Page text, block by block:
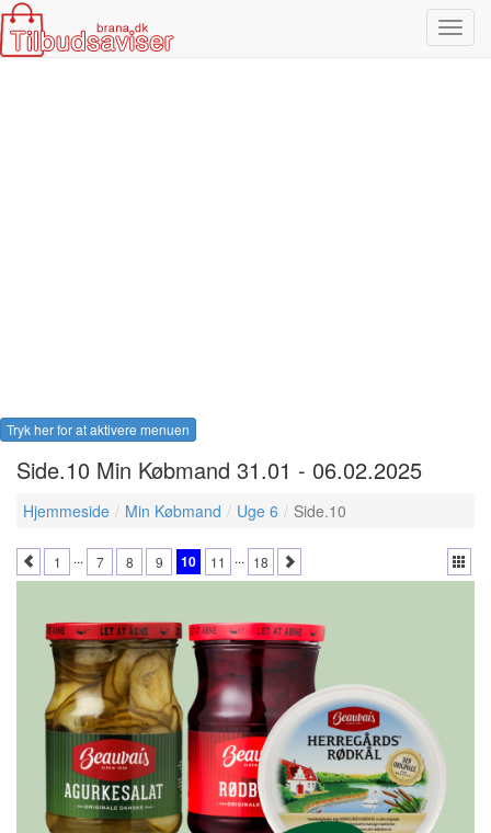
Tryk her for at aktivere menuen
Side.10 Min Købmand 31.01 - 06.02.2025
Hjemmeside Min Købmand Uge 6 Side.10
1 ... 7 8 9 10 11 ... 18